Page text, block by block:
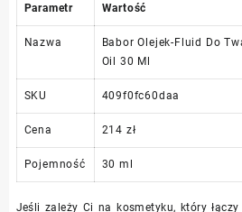
Parametr Wartość
Nazwa
Babor Olejek-Fluid Do
Oil 30 Ml
SKU 409f0fc60daa
Cena 214 zł
Pojemność 30 ml
Jeśli zależy Ci na kosmetyku, który łączy